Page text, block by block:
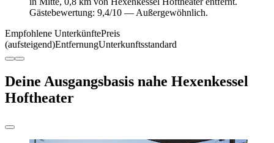
Gästebewertung: 9,4/10 — Außergewöhnlich.
Empfohlene UnterkünftePreis
(aufsteigend)EntfernungUnterkunftsstandard
Deine Ausgangsbasis nahe Hexenkessel
Hoftheater